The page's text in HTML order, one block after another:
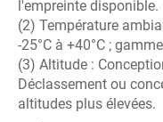
l'empreinte disponible.
(2) Température
-25°C à +40°C ;
(3) Altitude :
Déclassement ou
altitudes plus élevées.